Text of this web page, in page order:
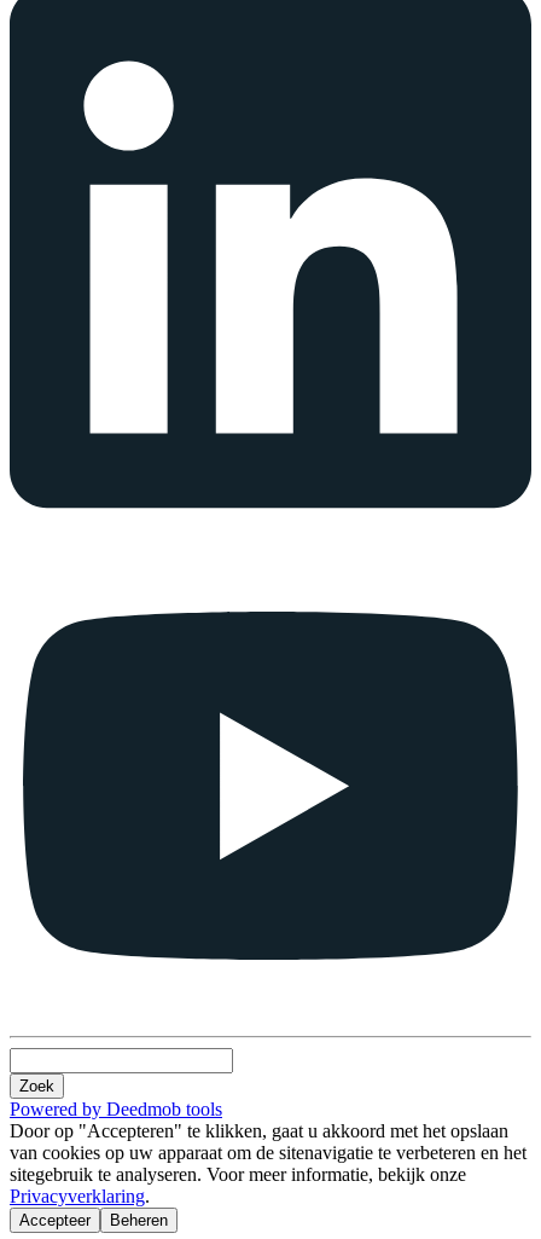
Zoek
Powered by Deedmob tools
Door op "Accepteren" te klikken, gaat u akkoord met het opslaan
van cookies op uw apparaat om de sitenavigatie te verbeteren en het
sitegebruik te analyseren. Voor meer informatie, bekijk onze
Privacyverklaring.
Accepteer Beheren